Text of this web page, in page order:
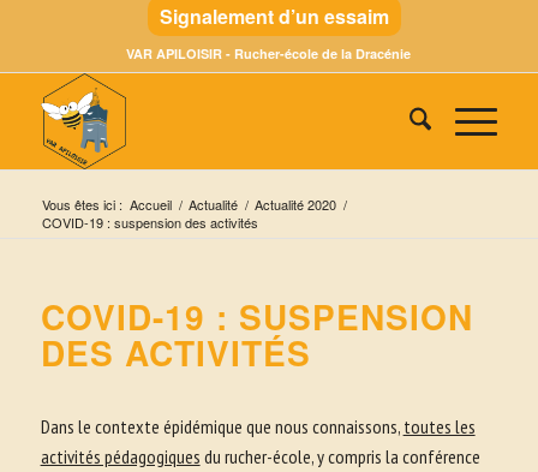
Signalement d’un essaim
VAR APILOISIR - Rucher-école de la Dracénie
Vous êtes ici : Accueil / Actualité / Actualité 2020 /
COVID-19 : suspension des activités
COVID-19 : SUSPENSION
DES ACTIVITÉS
Dans le contexte épidémique que nous connaissons, toutes les
activités pédagogiques du rucher-école, y compris la conférence